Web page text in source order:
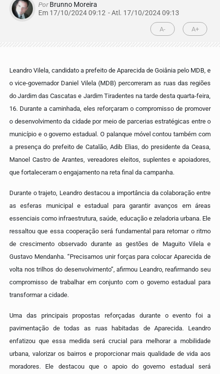
PorBrunno Moreira
Em 17/10/2024 09:12 - Atl. 17/10/2024 09:13
A- A+
Leandro Vilela, candidato a prefeito de Aparecida de Goiânia pelo MDB, e
o vice-governador Daniel Vilela (MDB) percorreram as ruas das regiões
do Jardim das Cascatas e Jardim Tiradentes na tarde desta quarta-feira,
16. Durante a caminhada, eles reforçaram o compromisso de promover
o desenvolvimento da cidade por meio de parcerias estratégicas entre o
município e o governo estadual. O palanque móvel contou também com
a presença do prefeito de Catalão, Adib Elias, do presidente da Ceasa,
Manoel Castro de Arantes, vereadores eleitos, suplentes e apoiadores,
que fortaleceram o engajamento na reta final da campanha.
Durante o trajeto, Leandro destacou a importância da colaboração entre
as esferas municipal e estadual para garantir avanços em áreas
essenciais como infraestrutura, saúde, educação e zeladoria urbana. Ele
ressaltou que essa cooperação será fundamental para retomar o ritmo
de crescimento observado durante as gestões de Maguito Vilela e
Gustavo Mendanha. “Precisamos unir forças para colocar Aparecida de
volta nos trilhos do desenvolvimento”, afirmou Leandro, reafirmando seu
compromisso de trabalhar em conjunto com o governo estadual para
transformar a cidade.
Uma das principais propostas reforçadas durante o evento foi a
pavimentação de todas as ruas habitadas de Aparecida. Leandro
enfatizou que essa medida será crucial para melhorar a mobilidade
urbana, valorizar os bairros e proporcionar mais qualidade de vida aos
moradores. Ele destacou que o apoio do governo estadual será